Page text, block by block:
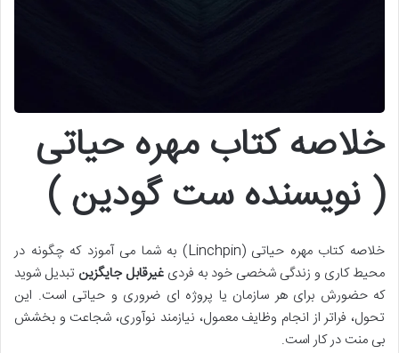
خلاصه کتاب مهره حیاتی
( نویسنده ست گودین )
خلاصه کتاب مهره حیاتی (Linchpin) به شما می آموزد که چگونه در
محیط کاری و زندگی شخصی خود به فردی غیرقابل جایگزین تبدیل شوید
که حضورش برای هر سازمان یا پروژه ای ضروری و حیاتی است. این
تحول، فراتر از انجام وظایف معمول، نیازمند نوآوری، شجاعت و بخشش
بی منت در کار است.